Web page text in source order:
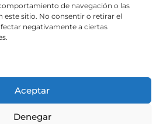
de navegación o las
este sitio. No consentir o retirar el
negativamente a ciertas
Aceptar
Denegar
Center
General